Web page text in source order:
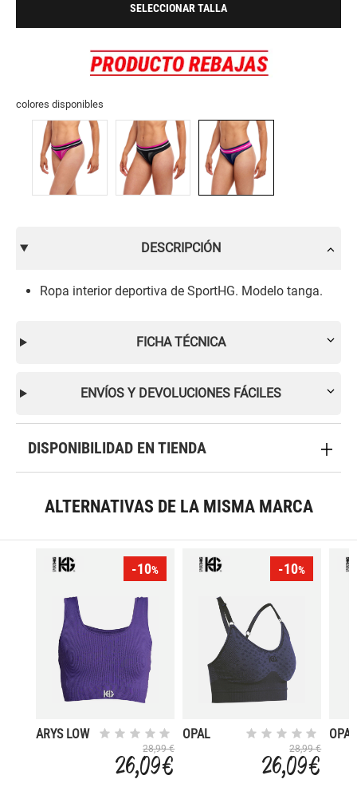
SELECCIONAR TALLA
colores disponibles
DESCRIPCIÓN
Ropa interior deportiva de SportHG. Modelo tanga.
FICHA TÉCNICA
ENVÍOS Y DEVOLUCIONES FÁCILES
DISPONIBILIDAD EN TIENDA
ALTERNATIVAS DE LA MISMA MARCA
-10%
ARYS LOW
28,99 €
26,09 €
-10%
OPAL
28,99 €
26,09 €
OPAL